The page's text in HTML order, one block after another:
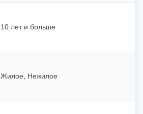
10 лет и больше
Жилое, Нежилое